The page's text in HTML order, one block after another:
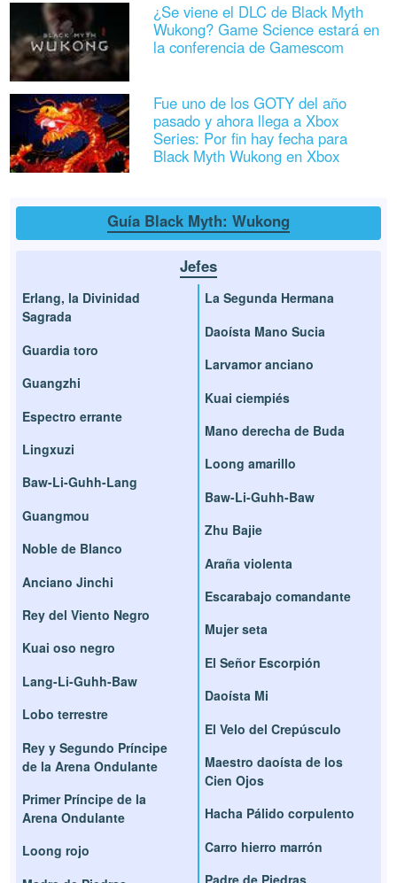
¿Se viene el DLC de Black Myth
Wukong? Game Science estará en
la conferencia de Gamescom
Fue uno de los GOTY del año
pasado y ahora llega a Xbox
Series: Por fin hay fecha para
Black Myth Wukong en Xbox
Guía Black Myth: Wukong
Jefes
Erlang, la Divinidad
Sagrada
Guardia toro
Guangzhi
Espectro errante
Lingxuzi
Baw-Li-Guhh-Lang
Guangmou
Noble de Blanco
Anciano Jinchi
Rey del Viento Negro
Kuai oso negro
Lang-Li-Guhh-Baw
Lobo terrestre
Rey y Segundo Príncipe
de la Arena Ondulante
Primer Príncipe de la
Arena Ondulante
Loong rojo
La Segunda Hermana
Daoísta Mano Sucia
Larvamor anciano
Kuai ciempiés
Mano derecha de Buda
Loong amarillo
Baw-Li-Guhh-Baw
Zhu Bajie
Araña violenta
Escarabajo comandante
Mujer seta
El Señor Escorpión
Daoísta Mi
El Velo del Crepúsculo
Maestro daoísta de los
Cien Ojos
Hacha Pálido corpulento
Carro hierro marrón